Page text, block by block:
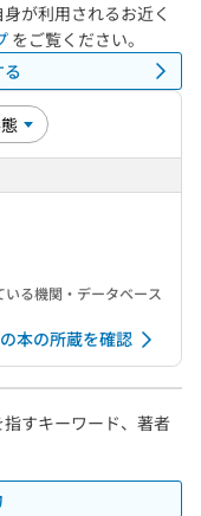
が利用されるお近く
をご覧ください。
る機関・データベース
本の所蔵を確認
すキーワード、著者